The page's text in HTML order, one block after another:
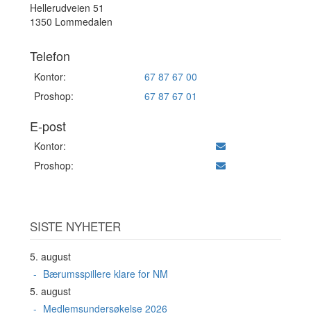
Hellerudveien 51
1350 Lommedalen
Telefon
Kontor:
67 87 67 00
Proshop:
67 87 67 01
E-post
Kontor:
Proshop:
SISTE NYHETER
5. august
Bærumsspillere klare for NM
5. august
Medlemsundersøkelse 2026